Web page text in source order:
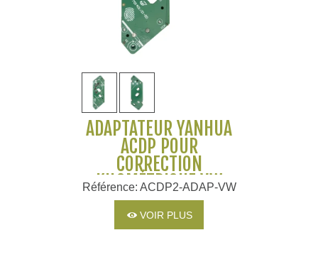
ADAPTATEUR YANHUA
ACDP POUR
CORRECTION
KILOMÉTRIQUE VW
MQB 5D
Référence: ACDP2-ADAP-VW
VOIR PLUS